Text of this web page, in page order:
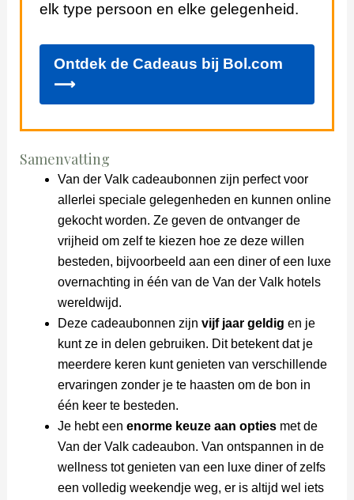
elk type persoon en elke gelegenheid.
Ontdek de Cadeaus bij Bol.com
⟶
Samenvatting
Van der Valk cadeaubonnen zijn perfect voor
allerlei speciale gelegenheden en kunnen online
gekocht worden. Ze geven de ontvanger de
vrijheid om zelf te kiezen hoe ze deze willen
besteden, bijvoorbeeld aan een diner of een luxe
overnachting in één van de Van der Valk hotels
wereldwijd.
Deze cadeaubonnen zijn vijf jaar geldig en je
kunt ze in delen gebruiken. Dit betekent dat je
meerdere keren kunt genieten van verschillende
ervaringen zonder je te haasten om de bon in
één keer te besteden.
Je hebt een enorme keuze aan optiesmet de
Van der Valk cadeaubon. Van ontspannen in de
wellness tot genieten van een luxe diner of zelfs
een volledig weekendje weg, er is altijd wel iets